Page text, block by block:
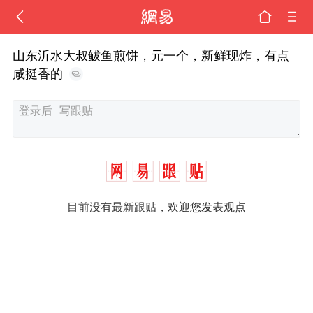
山东沂水大叔鲅鱼煎饼，元一个，新鲜现炸，有点
咸挺香的
目前没有最新跟贴，欢迎您发表观点